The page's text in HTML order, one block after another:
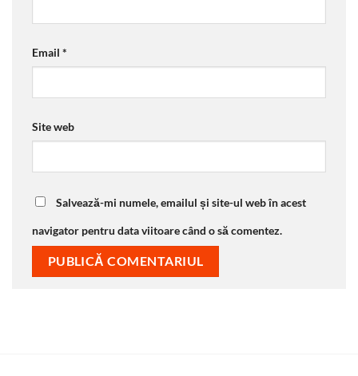
Email *
Site web
Salvează-mi numele, emailul și site-ul web în acest
navigator pentru data viitoare când o să comentez.